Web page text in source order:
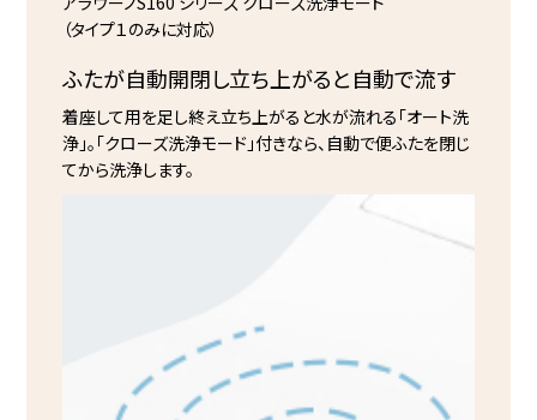
（タイプ１のみに対応）
ふたが自動開閉し立ち上がると自動で流す
着座して用を足し終え立ち上がると水が流れる「オート洗
浄」。「クローズ洗浄モード」付きなら、自動で便ふたを閉じ
てから洗浄します。